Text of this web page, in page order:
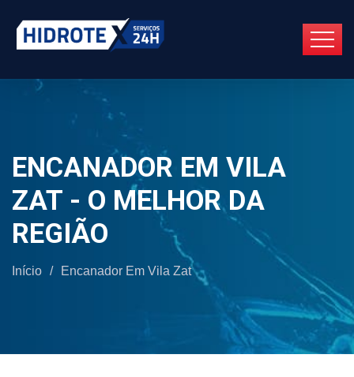
ENCANADOR EM VILA
ZAT - O MELHOR DA
REGIÃO
Início / Encanador Em Vila Zat